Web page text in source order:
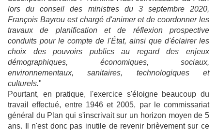
lors du conseil des ministres du 3 septembre 2020,
François Bayrou est chargé d'animer et de coordonner les
travaux de planification et de réflexion prospective
conduits pour le compte de l'État, ainsi que d'éclairer les
choix des pouvoirs publics au regard des enjeux
démographiques, économiques, sociaux,
environnementaux, sanitaires, technologiques et
culturels."
Pourtant, en pratique, l'exercice s'éloigne beaucoup du
travail effectué, entre 1946 et 2005, par le commissariat
général du Plan qui s'inscrivait sur un horizon moyen de 5
ans. Il n'est donc pas inutile de revenir brièvement sur ce